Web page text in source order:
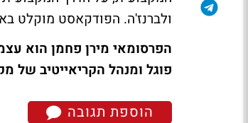
ולברנז'ה. הפודקאסט מוקלט
הפרסומאי מירן פחמן הוא
פוגל ומנהל הקריאייטיב של
הוספת תגובה